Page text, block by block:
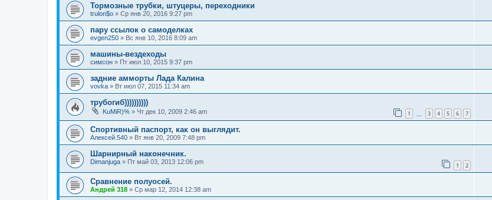
Тормозные трубки, штуцеры, переходники
trulon$o » Ср янв 20, 2016 9:27 pm
пару ссылок о самоделках
evgen250 » Вс янв 10, 2016 8:09 am
машины-вездеходы
симсон » Пт июл 10, 2015 9:37 pm
задние амморты Лада Калина
vovka » Вт июл 07, 2015 11:34 am
трубогиб))))))))))
KuMiR)% » Чт дек 10, 2009 2:46 am 1 3 4 5 6 7
Спортивный паспорт, как он выглядит.
Алексей.540 » Вт янв 20, 2009 7:48 pm
Шарнирный наконечник.
Dimanjuga » Пт май 03, 2013 12:06 pm 1 2
Сравнение полуосей.
Андрей 318 » Ср мар 12, 2014 12:38 am